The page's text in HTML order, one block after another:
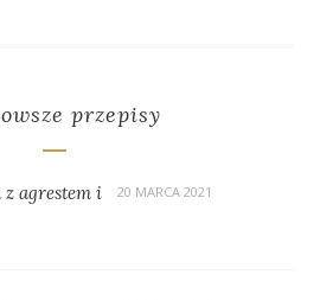
przepisy
z agrestem i
20 MARCA 2021